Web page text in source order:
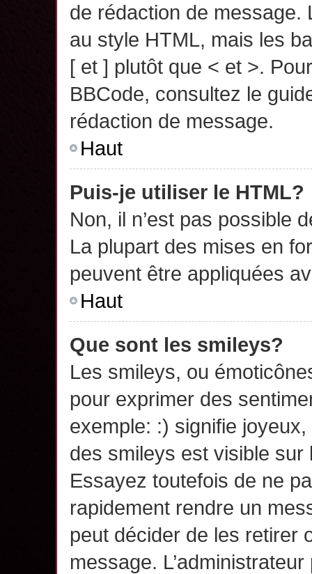
de rédaction de message.
au style HTML, mais les
[ et ] plutôt que < et >.
BBCode, consultez le
rédaction de message.
Haut
Puis-je utiliser le HTML?
Non, il n’est pas possible
La plupart des mises en
peuvent être appliquées
Haut
Que sont les smileys?
Les smileys, ou
pour exprimer des
exemple: :) signifie
des smileys est visible
Essayez toutefois de ne
rapidement rendre un
peut décider de les retirer
message.